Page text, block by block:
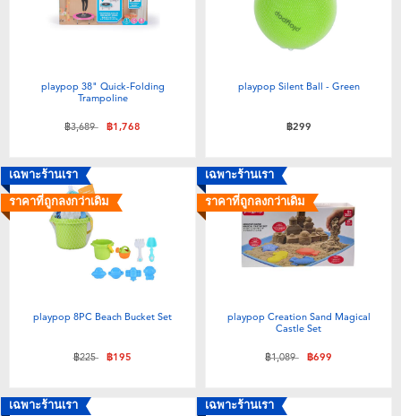
playpop 38" Quick-Folding
Trampoline
ลดราคาจาก
฿3,689ถึง฿1,768
playpop Silent Ball - Green
฿299
เฉพาะร้านเรา
ราคาที่ถูกลงกว่าเดิม
playpop 8PC Beach Bucket Set
ลดราคาจาก
฿225ถึง฿195
เฉพาะร้านเรา
ราคาที่ถูกลงกว่าเดิม
playpop Creation Sand Magical
Castle Set
ลดราคาจาก
฿1,089ถึง฿699
เฉพาะร้านเรา
เฉพาะร้านเรา